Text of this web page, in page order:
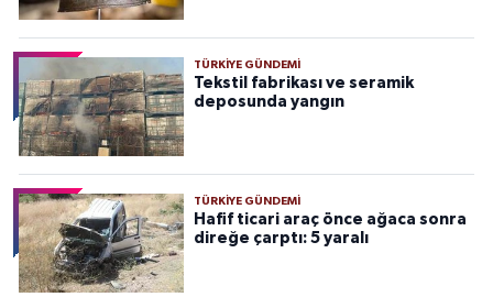
TÜRKIYE GÜNDEMI
Tekstil fabrikası ve seramik
deposunda yangın
TÜRKIYE GÜNDEMI
Hafif ticari araç önce ağaca sonra
direğe çarptı: 5 yaralı